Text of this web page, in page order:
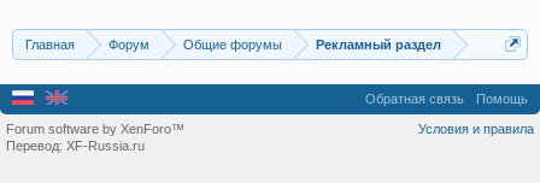
Главная Форум Общие форумы Рекламный раздел
Обратная связь Помощь
Условия и правила
Forum software by XenForo™
Перевод: XF-Russia.ru